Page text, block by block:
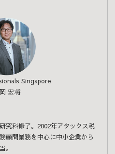
Singapore
宏将
究科修了。2002年アタックス税
顧問業務を中心に中小企業から
。